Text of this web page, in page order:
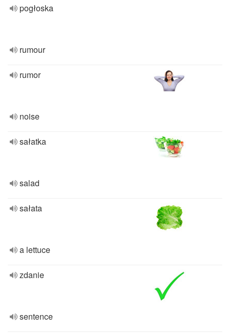
pogłoska
rumour
rumor
noise
sałatka
salad
sałata
a lettuce
zdanie
sentence